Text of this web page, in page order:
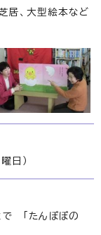
居、大型絵本など
日）
「たんぽぽの